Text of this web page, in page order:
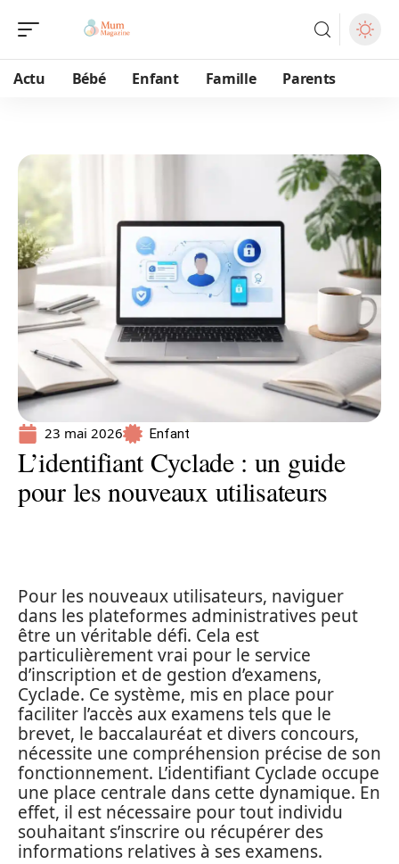
Actu Bébé Enfant Famille Parents
23 mai 2026 Enfant
L’identifiant Cyclade : un guide
pour les nouveaux utilisateurs
Pour les nouveaux utilisateurs, naviguer
dans les plateformes administratives peut
être un véritable défi. Cela est
particulièrement vrai pour le service
d’inscription et de gestion d’examens,
Cyclade. Ce système, mis en place pour
faciliter l’accès aux examens tels que le
brevet, le baccalauréat et divers concours,
nécessite une compréhension précise de son
fonctionnement. L’identifiant Cyclade occupe
une place centrale dans cette dynamique. En
effet, il est nécessaire pour tout individu
souhaitant s’inscrire ou récupérer des
informations relatives à ses examens.